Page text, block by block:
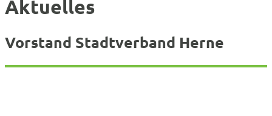
Aktuelles
Vorstand Stadtverband Herne